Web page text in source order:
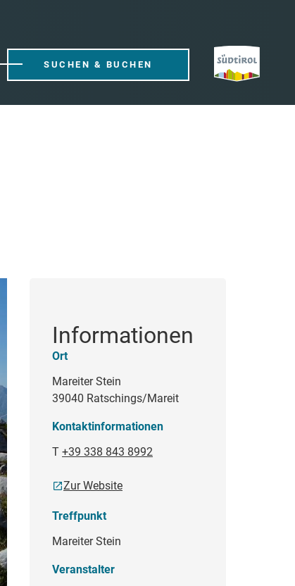
SUCHEN & BUCHEN
Informationen
Ort
Mareiter Stein
39040 Ratschings/Mareit
Kontaktinformationen
T +39 338 843 8992
Zur Website
Treffpunkt
Mareiter Stein
Veranstalter